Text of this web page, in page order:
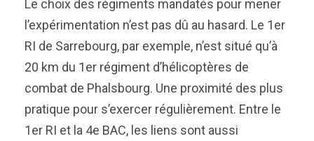
Le choix des régiments mandatés pour mener
l’expérimentation n’est pas dû au hasard. Le 1er
RI de Sarrebourg, par exemple, n’est situé qu’à
20 km du 1er régiment d’hélicoptères de
combat de Phalsbourg. Une proximité des plus
pratique pour s’exercer régulièrement. Entre le
1er RI et la 4e BAC, les liens sont aussi